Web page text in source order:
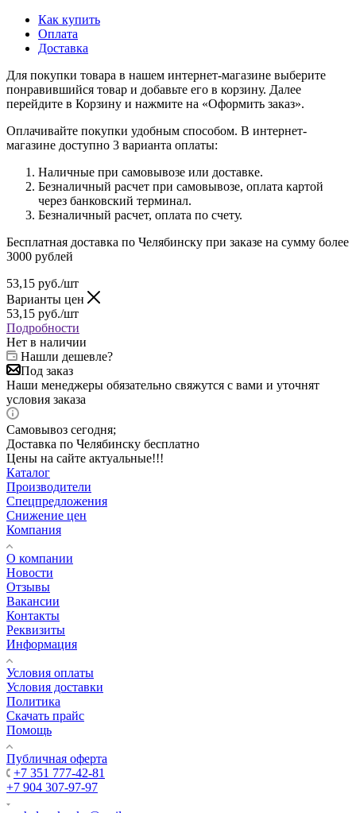
Как купить
Оплата
Доставка
Для покупки товара в нашем интернет-магазине выберите
понравившийся товар и добавьте его в корзину. Далее
перейдите в Корзину и нажмите на «Оформить заказ».
Оплачивайте покупки удобным способом. В интернет-
магазине доступно 3 варианта оплаты:
Наличные при самовывозе или доставке.
Безналичный расчет при самовывозе, оплата картой
через банковский терминал.
Безналичный расчет, оплата по счету.
Бесплатная доставка по Челябинску при заказе на сумму более
3000 рублей
53,15 руб./шт
Варианты цен
53,15 руб./шт
Подробности
Нет в наличии
Нашли дешевле?
Под заказ
Наши менеджеры обязательно свяжутся с вами и уточнят
условия заказа
Самовывоз сегодня;
Доставка по Челябинску бесплатно
Цены на сайте актуальные!!!
Каталог
Производители
Спецпредложения
Снижение цен
Компания
О компании
Новости
Отзывы
Вакансии
Контакты
Реквизиты
Информация
Условия оплаты
Условия доставки
Политика
Скачать прайс
Помощь
Публичная оферта
+7 351 777-42-81
+7 904 307-97-97